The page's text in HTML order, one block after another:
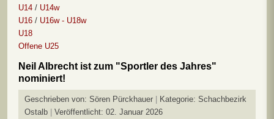
U14 / U14w
U16 / U16w - U18w
U18
Offene U25
Neil Albrecht ist zum "Sportler des Jahres"
nominiert!
Geschrieben von: Sören Pürckhauer Kategorie: Schachbezirk
Ostalb
Veröffentlicht: 02. Januar 2026